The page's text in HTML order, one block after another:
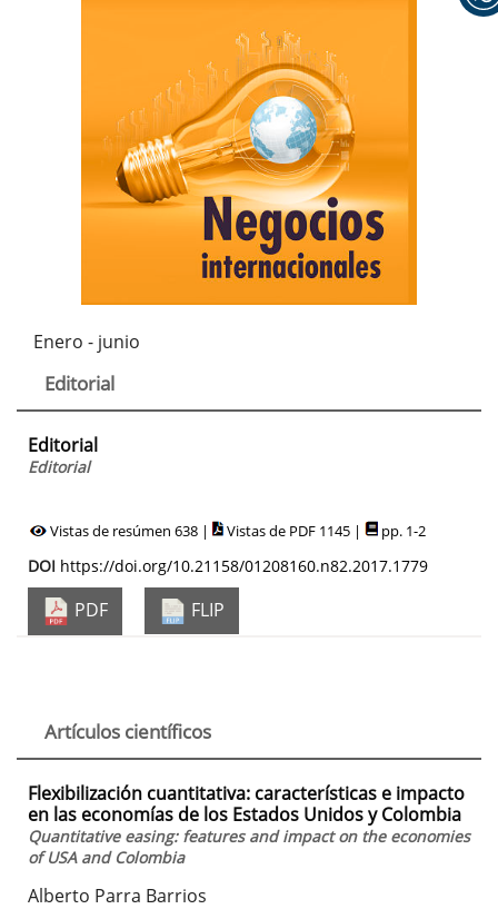
Enero - junio
Editorial
Editorial
Editorial
Vistas de resúmen 638 | Vistas de PDF 1145 | pp. 1-2
DOI https://doi.org/10.21158/01208160.n82.2017.1779
PDF FLIP
Artículos científicos
Flexibilización cuantitativa: características e impacto
en las economías de los Estados Unidos y Colombia
Quantitative easing: features and impact on the economies
of USA and Colombia
Alberto Parra Barrios